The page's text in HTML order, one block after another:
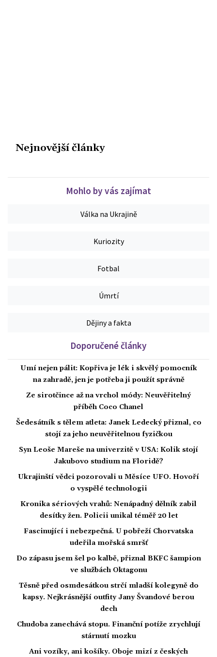
Nejnovější články
Mohlo by vás zajímat
Válka na Ukrajině
Kuriozity
Fotbal
Úmrtí
Dějiny a fakta
Doporučené články
Umí nejen pálit: Kopřiva je lék i skvělý pomocník
na zahradě, jen je potřeba ji použít správně
Ze sirotčince až na vrchol módy: Neuvěřitelný
příběh Coco Chanel
Šedesátník s tělem atleta: Janek Ledecký přiznal, co
stojí za jeho neuvěřitelnou fyzičkou
Syn Leoše Mareše na univerzitě v USA: Kolik stojí
Jakubovo studium na Floridě?
Ukrajinští vědci pozorovali u Měsíce UFO. Hovoří
o vyspělé technologii
Kronika sériových vrahů: Nenápadný dělník zabil
desítky žen. Policii unikal téměř 20 let
Fascinující i nebezpečná. U pobřeží Chorvatska
udeřila mořská smršť
Do zápasu jsem šel po kalbě, přiznal BKFC šampion
ve službách Oktagonu
Těsně před osmdesátkou strčí mladší kolegyně do
kapsy. Nejkrásnější outfity Jany Švandové berou
dech
Chudoba zanechává stopu. Finanční potíže zrychlují
stárnutí mozku
Ani vozíky, ani košíky. Oboje mizí z českých